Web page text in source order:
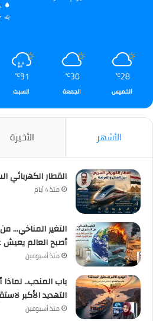
28
℃
الخميس
30
℃
الجمعة
31
℃
السبت
الأشهر الأخيرة
القطار الكهربائي
منذ 4 أيام
التغير المناخي…
أصبح العالم يعيش
منذ أسبوعين
باب المندب..
التهديد الأكبر
منذ أسبوعين